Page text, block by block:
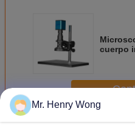
cuerpo
MásMicroscopios
Mr. Henry Wong